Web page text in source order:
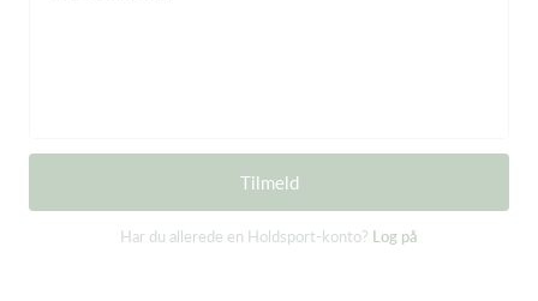
Tilmeld
Har du allerede en Holdsport-konto? Log på